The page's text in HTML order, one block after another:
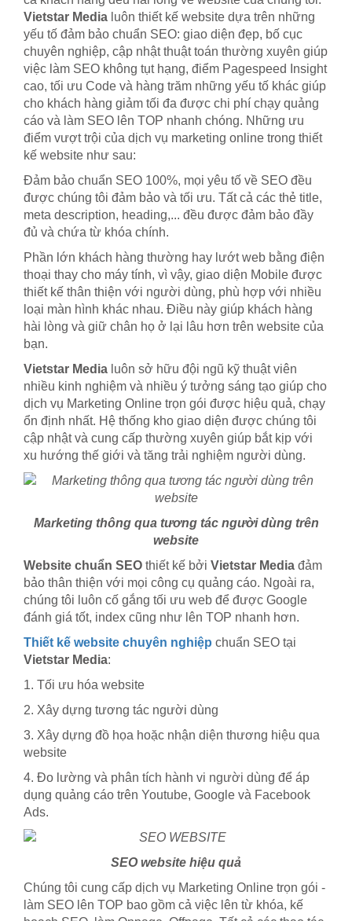
Vietstar Media luôn thiết kế website dựa trên những
yếu tố đảm bảo chuẩn SEO: giao diện đẹp, bố cục
chuyên nghiệp, cập nhật thuật toán thường xuyên giúp
việc làm SEO không tụt hạng, điểm Pagespeed Insight
cao, tối ưu Code và hàng trăm những yếu tố khác giúp
cho khách hàng giảm tối đa được chi phí chạy quảng
cáo và làm SEO lên TOP nhanh chóng. Những ưu
điểm vượt trội của dịch vụ marketing online trong thiết
kế website như sau:
Đảm bảo chuẩn SEO 100%, mọi yêu tố về SEO đều
được chúng tôi đảm bảo và tối ưu. Tất cả các thẻ title,
meta description, heading,... đều được đảm bảo đầy
đủ và chứa từ khóa chính.
Phần lớn khách hàng thường hay lướt web bằng điện
thoại thay cho máy tính, vì vậy, giao diện Mobile được
thiết kế thân thiện với người dùng, phù hợp với nhiều
loại màn hình khác nhau. Điều này giúp khách hàng
hài lòng và giữ chân họ ở lại lâu hơn trên website của
bạn.
Vietstar Media luôn sở hữu đội ngũ kỹ thuật viên
nhiều kinh nghiệm và nhiều ý tưởng sáng tạo giúp cho
dịch vụ Marketing Online trọn gói được hiệu quả, chạy
ổn định nhất. Hệ thống kho giao diện được chúng tôi
cập nhật và cung cấp thường xuyên giúp bắt kịp với
xu hướng thế giới và tăng trải nghiệm người dùng.
Marketing thông qua tương tác người dùng trên
website
Website chuẩn SEO thiết kế bởi Vietstar Media đảm
bảo thân thiện với mọi công cụ quảng cáo. Ngoài ra,
chúng tôi luôn cố gắng tối ưu web để được Google
đánh giá tốt, index cũng như lên TOP nhanh hơn.
Thiết kế website chuyên nghiệp chuẩn SEO tại
Vietstar Media:
1. Tối ưu hóa website
2. Xây dựng tương tác người dùng
3. Xây dựng đồ họa hoặc nhận diện thương hiệu qua
website
4. Đo lường và phân tích hành vi người dùng để áp
dụng quảng cáo trên Youtube, Google và Facebook
Ads.
SEO website hiệu quả
Chúng tôi cung cấp dịch vụ Marketing Online trọn gói -
làm SEO lên TOP bao gồm cả việc lên từ khóa, kế